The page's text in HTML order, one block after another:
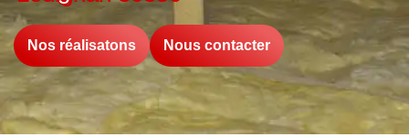
Nos réalisatons Nous contacter